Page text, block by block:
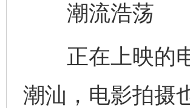
潮流浩荡
正在上映的电
潮汕，电影拍摄